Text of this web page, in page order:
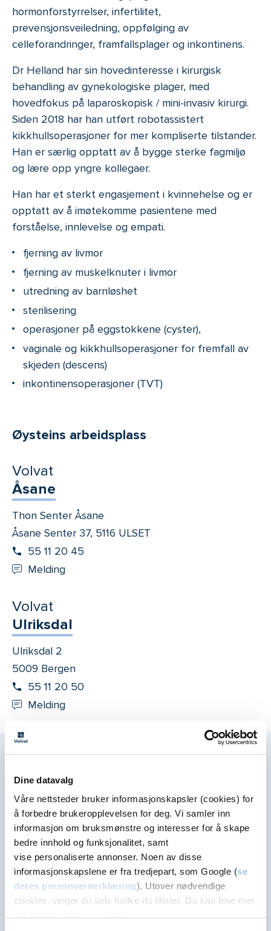
Dine datavalg
Våre nettsteder bruker informasjonskapsler (cookies) for
å forbedre brukeropplevelsen for deg. Vi samler inn
informasjon om bruksmønstre og interesser for å skape
bedre innhold og funksjonalitet, samt
vise personaliserte annonser. Noen av disse
informasjonskapslene er fra tredjepart, som Google (se
deres personvernerklæring). Utover nødvendige
cookies, velger du selv hvilke du tillater. Du kan lese mer
hormonforstyrrelser, infertilitet,
prevensjonsveiledning, oppfølging av
celleforandringer, framfallsplager og inkontinens.
Dr Helland har sin hovedinteresse i kirurgisk
behandling av gynekologiske plager, med
hovedfokus på laparoskopisk / mini-invasiv kirurgi.
Siden 2018 har han utført robotassistert
kikkhullsoperasjoner for mer kompliserte tilstander.
Han er særlig opptatt av å bygge sterke fagmiljø
og lære opp yngre kollegaer.
Han har et sterkt engasjement i kvinnehelse og er
opptatt av å imøtekomme pasientene med
forståelse, innlevelse og empati.
fjerning av livmor
fjerning av muskelknuter i livmor
utredning av barnløshet
sterilisering
operasjoner på eggstokkene (cyster),
vaginale og kikkhullsoperasjoner for fremfall av
skjeden (descens)
inkontinensoperasjoner (TVT)
Øysteins arbeidsplass
Volvat
Åsane
Thon Senter Åsane
Åsane Senter 37, 5116 ULSET
55 11 20 45
Melding
Volvat
Ulriksdal
Ulriksdal 2
5009 Bergen
55 11 20 50
Melding
Bestill time hos Øystein
Gynekologi
Gynekologisk undersøkelse
Overgangsalder
Underlivskreft
Endometriose
PMDD
Svangerskapskontroll